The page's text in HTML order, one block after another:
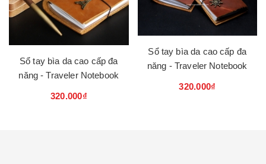
Sổ tay bìa da cao cấp đa
năng - Traveler Notebook
320.000₫
Sổ tay bìa da cao cấp đa
năng - Traveler Notebook
320.000₫